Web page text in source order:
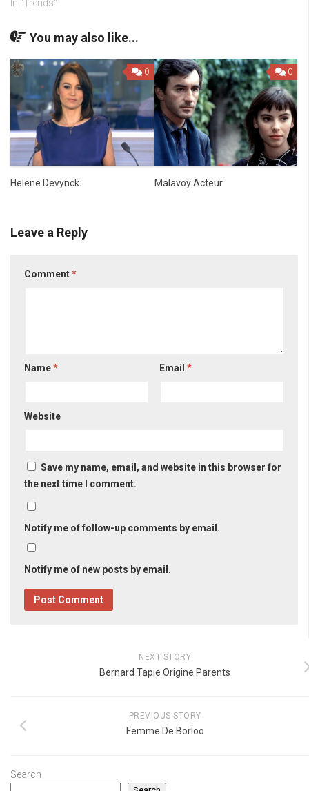
In "Trends"
You may also like...
0
Helene Devynck
0
Malavoy Acteur
Leave a Reply
Comment*
Name* Email*
Website
Save my name, email, and website in this browser for
the next time I comment.
Notify me of follow-up comments by email.
Notify me of new posts by email.
NEXT STORY
Bernard Tapie Origine Parents
PREVIOUS STORY
Femme De Borloo
Search